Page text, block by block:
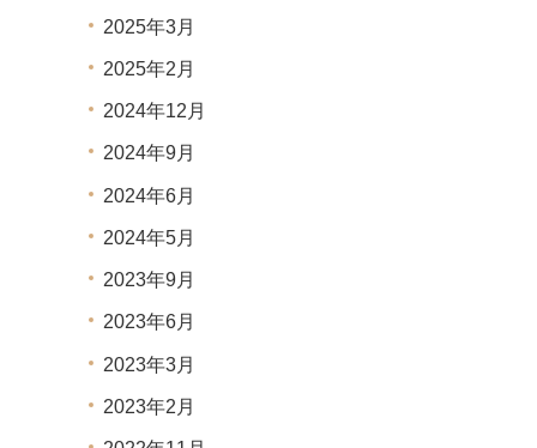
2025年3月
2025年2月
2024年12月
2024年9月
2024年6月
2024年5月
2023年9月
2023年6月
2023年3月
2023年2月